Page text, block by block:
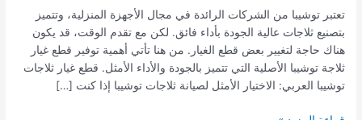
تعتبر توشيبا من الشركات الرائدة في مجال الأجهزة المنزلية، وتتميز
بتصنيع ثلاجات عالية الجودة بأداء فائق. لكن مع تقدم الوقت، قد يكون
هناك حاجة لتغيير بعض قطع الغيار. من هنا تأتي أهمية توفير قطع غيار
ثلاجة توشيبا الأصلية التي تتميز بالجودة والأداء الأمثل. قطع غيار ثلاجات
توشيبا العربي: الاختيار الأمثل لصيانة ثلاجات توشيبا إذا كنت […]